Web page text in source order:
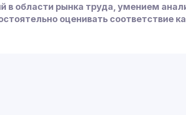
в области рынка труда, умением
оценивать соответствие